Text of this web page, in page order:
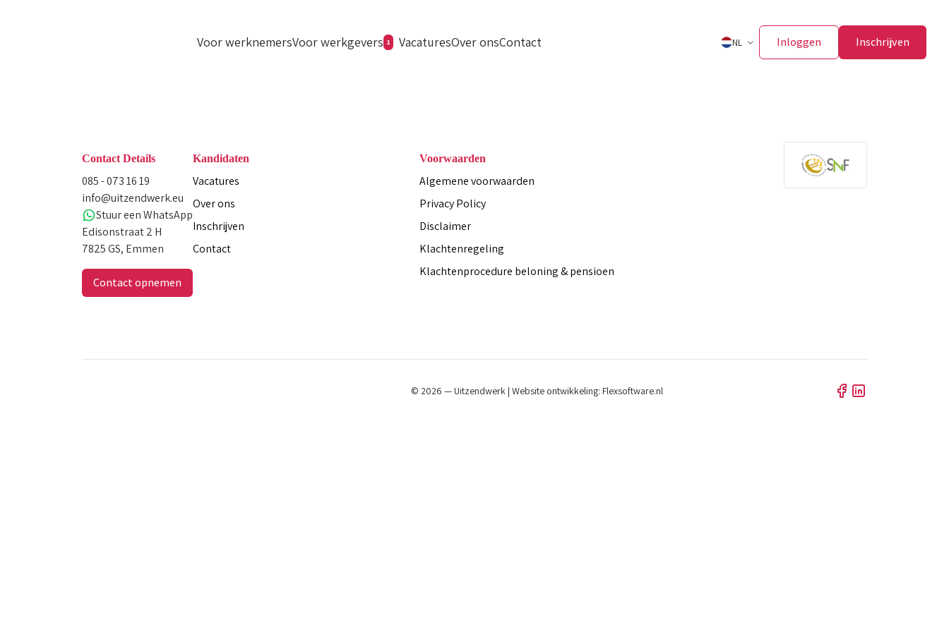
Voor werknemersVoor werkgevers 1 VacaturesOver onsContact NL Inloggen Inschrijven
Contact Details
085 - 073 16 19
info@uitzendwerk.eu
Stuur een WhatsApp
Edisonstraat 2 H
7825 GS, Emmen
Contact opnemen
Kandidaten
Vacatures
Over ons
Inschrijven
Contact
Voorwaarden
Algemene voorwaarden
Privacy Policy
Disclaimer
Klachtenregeling
Klachtenprocedure beloning & pensioen
© 2026 — Uitzendwerk | Website ontwikkeling: Flexsoftware.nl